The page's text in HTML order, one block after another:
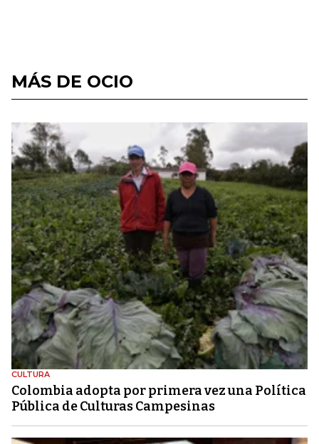
MÁS DE OCIO
CULTURA
Colombia adopta por primera vez una Política
Pública de Culturas Campesinas